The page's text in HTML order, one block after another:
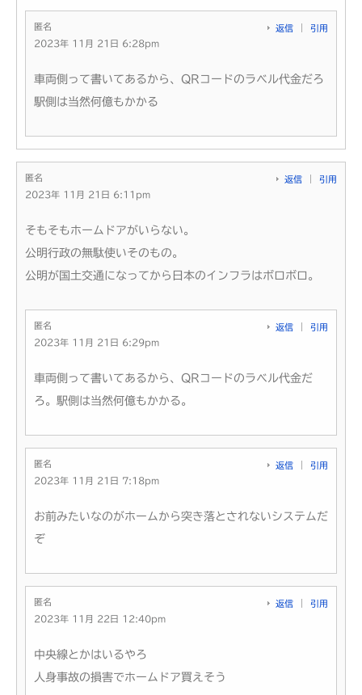
匿名
2023年 11月 21日 6:28pm
返信 引用
車両側って書いてあるから、QRコードのラベル代金だろ
駅側は当然何億もかかる
匿名
2023年 11月 21日 6:11pm
返信 引用
そもそもホームドアがいらない。
公明行政の無駄使いそのもの。
公明が国土交通になってから日本のインフラはボロボロ。
匿名
2023年 11月 21日 6:29pm
返信 引用
車両側って書いてあるから、QRコードのラベル代金だ
ろ。駅側は当然何億もかかる。
匿名
2023年 11月 21日 7:18pm
返信 引用
お前みたいなのがホームから突き落とされないシステムだ
ぞ
匿名
2023年 11月 22日 12:40pm
返信 引用
中央線とかはいるやろ
人身事故の損害でホームドア買えそう